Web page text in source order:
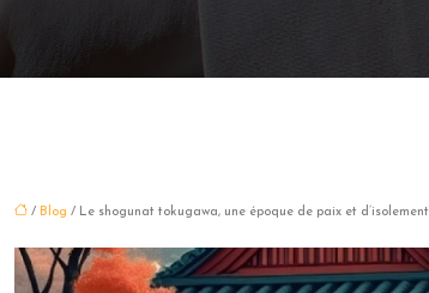
/ Blog / Le shogunat tokugawa, une époque de paix et d’isolement